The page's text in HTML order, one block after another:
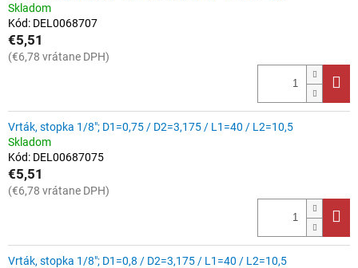
Skladom
Kód: DEL0068707
€5,51
(€6,78 vrátane DPH)
Vrták, stopka 1/8"; D1=0,75 / D2=3,175 / L1=40 / L2=10,5
Skladom
Kód: DEL00687075
€5,51
(€6,78 vrátane DPH)
Vrták, stopka 1/8"; D1=0,8 / D2=3,175 / L1=40 / L2=10,5